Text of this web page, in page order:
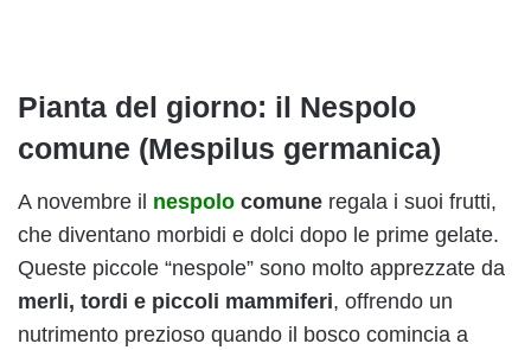
Pianta del giorno: il Nespolo
comune (Mespilus germanica)
A novembre il nespolo comune regala i suoi frutti,
che diventano morbidi e dolci dopo le prime gelate.
Queste piccole “nespole” sono molto apprezzate da
merli, tordi e piccoli mammiferi, offrendo un
nutrimento prezioso quando il bosco comincia a